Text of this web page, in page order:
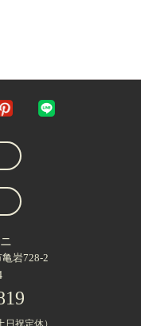
岩728-2
祝定休）